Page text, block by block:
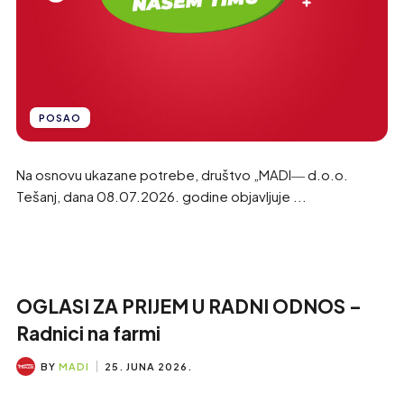
POSAO
Na osnovu ukazane potrebe, društvo „MADI― d.o.o.
Tešanj, dana 08.07.2026. godine objavljuje ...
OGLASI ZA PRIJEM U RADNI ODNOS –
Radnici na farmi
BY MADI 25. JUNA 2026.